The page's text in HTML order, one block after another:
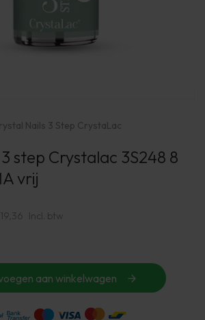
Nails 3 Step CrystaLac
step Crystalac 3S248 8
vrij
Incl. btw
aan winkelwagen